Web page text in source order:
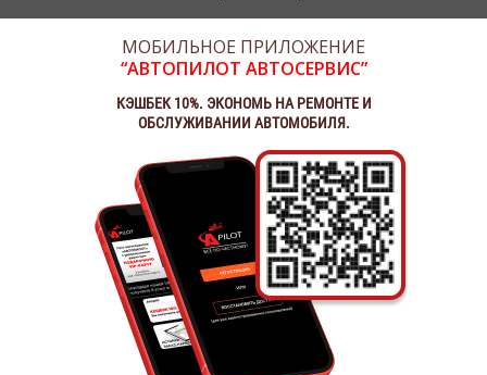
МОБИЛЬНОЕ ПРИЛОЖЕНИЕ
“АВТОПИЛОТ АВТОСЕРВИС”
КЭШБЕК 10%. ЭКОНОМЬ НА РЕМОНТЕ И
ОБСЛУЖИВАНИИ АВТОМОБИЛЯ.